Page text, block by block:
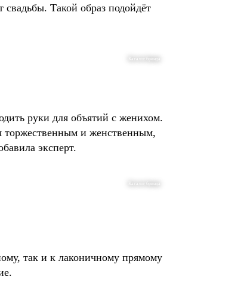
Такой образ подойдёт
Каталог бренда
руки для объятий с женихом.
торжественным и женственным,
эксперт.
Каталог бренда
так и к лаконичному прямому